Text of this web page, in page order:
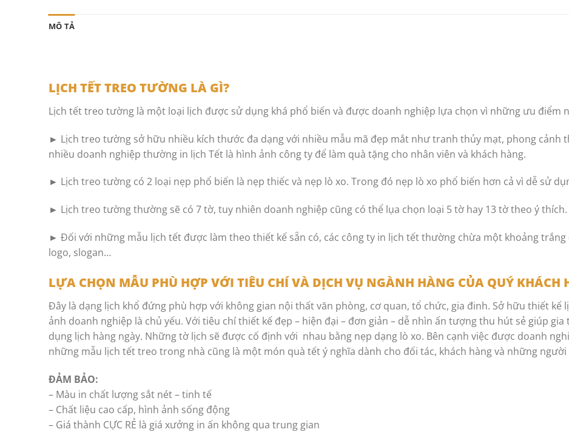
MÔ TẢ
LỊCH TẾT TREO TƯỜNG LÀ GÌ?
Lịch tết treo tường là một loại lịch được sử dụng khá phổ biến và được doanh nghiệp lựa chọn vì những ưu điểm
► Lịch treo tường sở hữu nhiều kích thước đa dạng với nhiều mẫu mã đẹp mắt như tranh thủy mạt, phong cảnh
nhiều doanh nghiệp thường in lịch Tết là hình ảnh công ty để làm quà tặng cho nhân viên và khách hàng.
► Lịch treo tường có 2 loại nẹp phổ biến là nẹp thiếc và nẹp lò xo. Trong đó nẹp lò xo phổ biến hơn cả vì dễ sử
► Lịch treo tường thường sẽ có 7 tờ, tuy nhiên doanh nghiệp cũng có thể lụa chọn loại 5 tờ hay 13 tờ theo ý thích.
► Đối với những mẫu lịch tết được làm theo thiết kế sẵn có, các công ty in lịch tết thường chừa một khoảng
logo, slogan…
LỰA CHỌN MẪU PHÙ HỢP VỚI TIÊU CHÍ VÀ DỊCH VỤ NGÀNH HÀNG CỦA QUÝ KHÁCH
Đây là dạng lịch khổ đứng phù hợp với không gian nội thất văn phòng, cơ quan, tổ chức, gia đinh. Sở hữu thiết
ảnh doanh nghiệp là chủ yếu. Với tiêu chí thiết kế đẹp – hiện đại – đơn giản – dễ nhìn ấn tượng thu hút sẻ giúp
dụng lịch hàng ngày. Những tờ lịch sẽ được cố định với nhau bằng nẹp dạng lò xo. Bên cạnh việc được doanh
những mẫu lịch tết treo trong nhà cũng là một món quà tết ý nghĩa dành cho đối tác, khách hàng và những người
ĐẢM BẢO:
– Màu in chất lượng sắt nét – tinh tế
– Chất liệu cao cấp, hình ảnh sống động
– Giá thành CỰC RẺ là giá xưởng in ấn không qua trung gian